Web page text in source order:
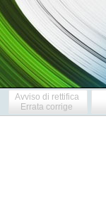
Avviso di rettifica
Errata corrige